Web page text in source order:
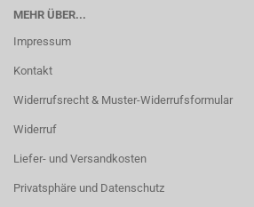
MEHR ÜBER...
Impressum
Kontakt
Widerrufsrecht & Muster-Widerrufsformular
Widerruf
Liefer- und Versandkosten
Privatsphäre und Datenschutz